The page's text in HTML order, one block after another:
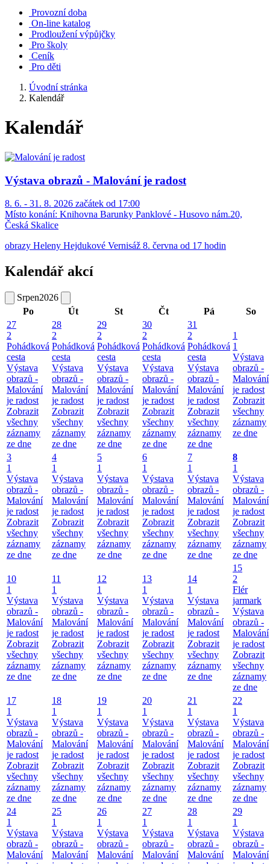
Provozní doba
On-line katalog
Prodloužení výpůjčky
Pro školy
Ceník
Pro děti
Úvodní stránka
Kalendář
Kalendář
Výstava obrazů - Malování je radost
8. 6. - 31. 8. 2026 začátek od 17:00
Místo konání: Knihovna Barunky Panklové - Husovo nám.20,
Česká Skalice
obrazy Heleny Hejdukové Vernisáž 8. června od 17 hodin
Kalendář akcí
Srpen2026
Po
Út St Čt Pá
So
27
2
Pohádková
cesta
Výstava
obrazů -
Malování
je radost
Zobrazit
všechny
záznamy
ze dne
28
2
Pohádková
cesta
Výstava
obrazů -
Malování
je radost
Zobrazit
všechny
záznamy
ze dne
29
2
Pohádková
cesta
Výstava
obrazů -
Malování
je radost
Zobrazit
všechny
záznamy
ze dne
30
2
Pohádková
cesta
Výstava
obrazů -
Malování
je radost
Zobrazit
všechny
záznamy
ze dne
31
2
Pohádková
cesta
Výstava
obrazů -
Malování
je radost
Zobrazit
všechny
záznamy
ze dne
1
1
Výstava
obrazů -
Malování
je radost
Zobrazit
všechny
záznamy
ze dne
3
1
Výstava
obrazů -
Malování
je radost
Zobrazit
všechny
záznamy
ze dne
4
1
Výstava
obrazů -
Malování
je radost
Zobrazit
všechny
záznamy
ze dne
5
1
Výstava
obrazů -
Malování
je radost
Zobrazit
všechny
záznamy
ze dne
6
1
Výstava
obrazů -
Malování
je radost
Zobrazit
všechny
záznamy
ze dne
7
1
Výstava
obrazů -
Malování
je radost
Zobrazit
všechny
záznamy
ze dne
8
1
Výstava
obrazů -
Malování
je radost
Zobrazit
všechny
záznamy
ze dne
10
1
Výstava
obrazů -
Malování
je radost
Zobrazit
všechny
záznamy
ze dne
11
1
Výstava
obrazů -
Malování
je radost
Zobrazit
všechny
záznamy
ze dne
12
1
Výstava
obrazů -
Malování
je radost
Zobrazit
všechny
záznamy
ze dne
13
1
Výstava
obrazů -
Malování
je radost
Zobrazit
všechny
záznamy
ze dne
14
1
Výstava
obrazů -
Malování
je radost
Zobrazit
všechny
záznamy
ze dne
15
2
Flér
jarmark
Výstava
obrazů -
Malování
je radost
Zobrazit
všechny
záznamy
ze dne
17
1
Výstava
obrazů -
Malování
je radost
Zobrazit
všechny
záznamy
ze dne
18
1
Výstava
obrazů -
Malování
je radost
Zobrazit
všechny
záznamy
ze dne
19
1
Výstava
obrazů -
Malování
je radost
Zobrazit
všechny
záznamy
ze dne
20
1
Výstava
obrazů -
Malování
je radost
Zobrazit
všechny
záznamy
ze dne
21
1
Výstava
obrazů -
Malování
je radost
Zobrazit
všechny
záznamy
ze dne
22
1
Výstava
obrazů -
Malování
je radost
Zobrazit
všechny
záznamy
ze dne
24
1
Výstava
obrazů -
Malování
25
1
Výstava
obrazů -
Malování
26
1
Výstava
obrazů -
Malování
27
1
Výstava
obrazů -
Malování
28
1
Výstava
obrazů -
Malování
29
1
Výstava
obrazů -
Malování